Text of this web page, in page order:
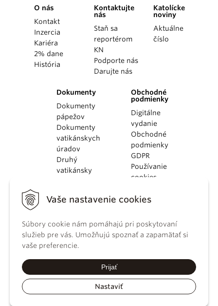
Vaše nastavenie cookies
Súbory cookie nám pomáhajú pri poskytovaní
služieb pre vás. Umožňujú spoznať a zapamätať si
vaše preferencie.
Prijať
Nastaviť
O nás
Kontakt
Inzercia
Kariéra
2% dane
História
Kontaktujte
nás
Staň sa
reportérom
KN
Podporte nás
Darujte nás
Katolícke
noviny
Aktuálne
číslo
Dokumenty
Dokumenty
pápežov
Dokumenty
vatikánskych
úradov
Druhý
vatikánsky
KBS
kánonického
práva
Katechizmus
Obchodné
podmienky
Digitálne
vydanie
Obchodné
podmienky
GDPR
Používanie
cookies